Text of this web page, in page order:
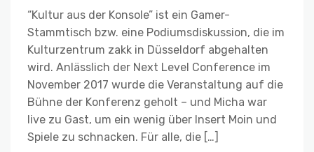
“Kultur aus der Konsole” ist ein Gamer-
Stammtisch bzw. eine Podiumsdiskussion, die im
Kulturzentrum zakk in Düsseldorf abgehalten
wird. Anlässlich der Next Level Conference im
November 2017 wurde die Veranstaltung auf die
Bühne der Konferenz geholt – und Micha war
live zu Gast, um ein wenig über Insert Moin und
Spiele zu schnacken. Für alle, die […]